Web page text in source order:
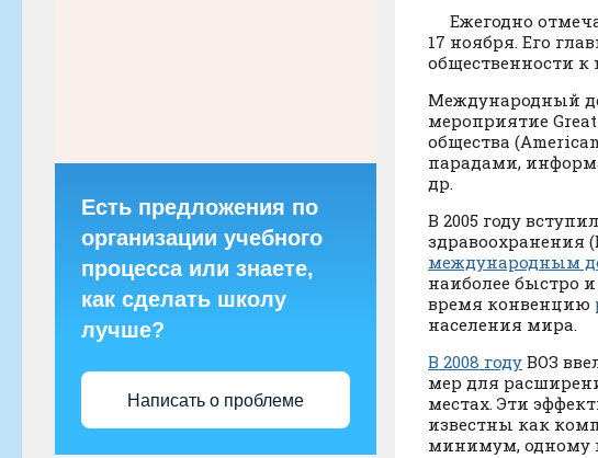
Ежегодно
17 ноября. Его
общественности
Международный
мероприятие
общества
парадами,
др.
В 2005 году
здравоохранения
международным
наиболее быстро
время конвенцию
населения мира.
В 2008 году ВОЗ
мер для
местах. Эти
известны как
минимум, одному
Есть предложения по
организации учебного
процесса или знаете,
как сделать школу
лучше?
Написать о проблеме